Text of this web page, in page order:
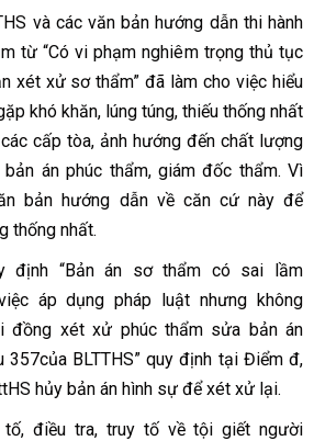
và các văn bản hướng dẫn thi hành
từ “Có vi phạm nghiêm trọng thủ tục
xét xử sơ thẩm”đã làm cho việc hiểu
khó khăn, lúng túng, thiếu thống nhất
cấp tòa, ảnh hướng đến chất lượng
án phúc thẩm, giám đốc thẩm. Vì
bản hướng dẫn về căn cứ này để
thống nhất.
định “Bản án sơ thẩm có sai lầm
áp dụng pháp luật nhưng không
đồng xét xử phúc thẩm sửa bản án
BLTTHS”quy định tại Điểm đ,
hủy bản án hình sự để xét xử lại.
điều tra, truy tố về tội giết người